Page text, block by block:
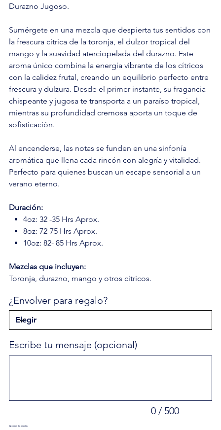
Durazno Jugoso.
Sumérgete en una mezcla que despierta tus sentidos con
la frescura cítrica de la toronja, el dulzor tropical del
mango y la suavidad aterciopelada del durazno. Este
aroma único combina la energía vibrante de los cítricos
con la calidez frutal, creando un equilibrio perfecto entre
frescura y dulzura. Desde el primer instante, su fragancia
chispeante y jugosa te transporta a un paraíso tropical,
mientras su profundidad cremosa aporta un toque de
sofisticación.
Al encenderse, las notas se funden en una sinfonía
aromática que llena cada rincón con alegría y vitalidad.
Perfecto para quienes buscan un escape sensorial a un
verano eterno.
Duración:
4oz: 32 -35 Hrs Aprox.
8oz: 72-75 Hrs Aprox.
10oz: 82- 85 Hrs Aprox.
Mezclas que incluyen:
Toronja, durazno, mango y otros citricos.
¿Envolver para regalo?
Escribe tu mensaje (opcional)
0 / 500
Opciones de precios